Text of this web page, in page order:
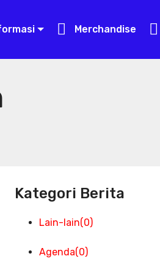
Merchandise
Merchandise
Merchandise
Kategori Berita
Lain-lain(0)
Agenda(0)